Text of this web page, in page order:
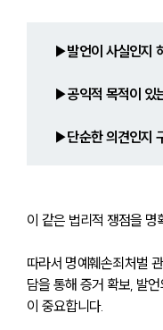
▶발언이 사실인지
▶공익적 목적이 있
▶단순한 의견인지
이 같은 법리적 쟁점을 명
따라서 명예훼손죄처벌
담을 통해 증거 확보, 발
이 중요합니다.